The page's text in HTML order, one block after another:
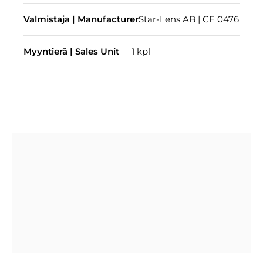
Valmistaja | ManufacturerStar-Lens AB | CE 0476
Myyntierä | Sales Unit 1 kpl